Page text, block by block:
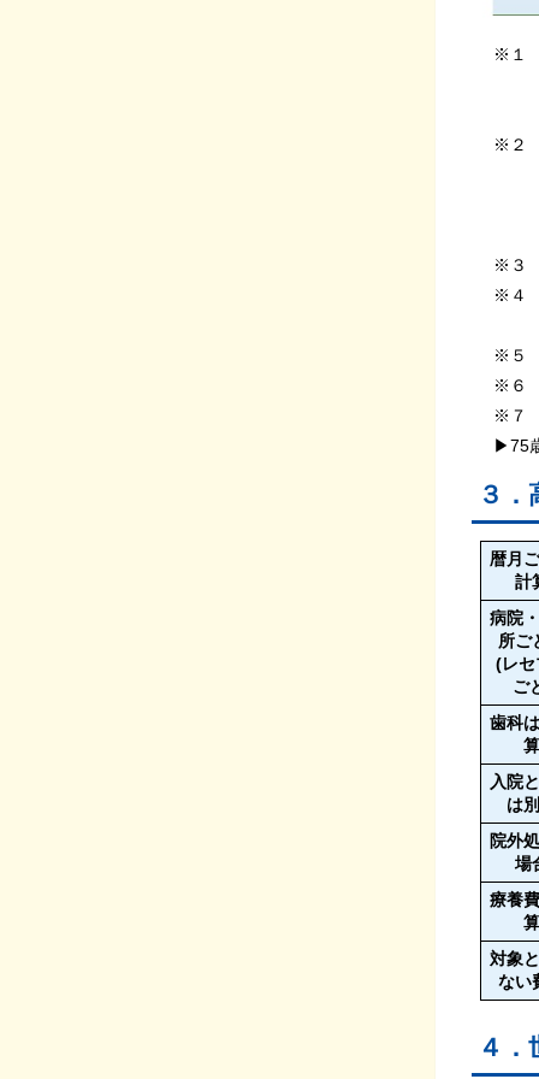
※１
※２
※３
※４
※５
※６
※７
▶75歳
３．
暦月
計
病院
所ご
(レセ
ご
歯科
入院
は
院外
場
療養
対象
ない
４．